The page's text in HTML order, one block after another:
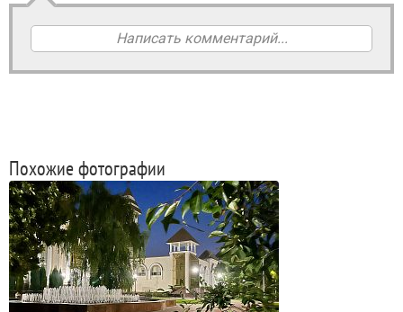
Написать комментарий...
Похожие фотографии